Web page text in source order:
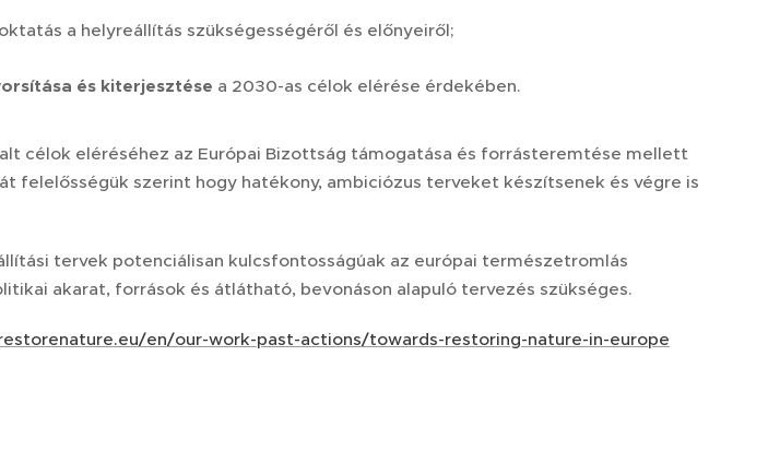
a helyreállítás szükségességéről és előnyeiről;
és kiterjesztése a 2030-as célok elérése érdekében.
célok eléréséhez az Európai Bizottság támogatása és forrásteremtése mellett
felelősségük szerint hogy hatékony, ambiciózus terveket készítsenek és végre is
tervek potenciálisan kulcsfontosságúak az európai természetromlás
akarat, források és átlátható, bevonáson alapuló tervezés szükséges.
en/our-work-past-actions/towards-restoring-nature-in-europe